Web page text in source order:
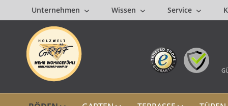
Unternehmen Wissen Service